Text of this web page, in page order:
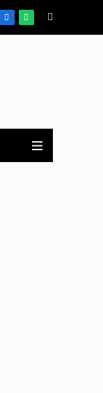
FacebookWhatsApp